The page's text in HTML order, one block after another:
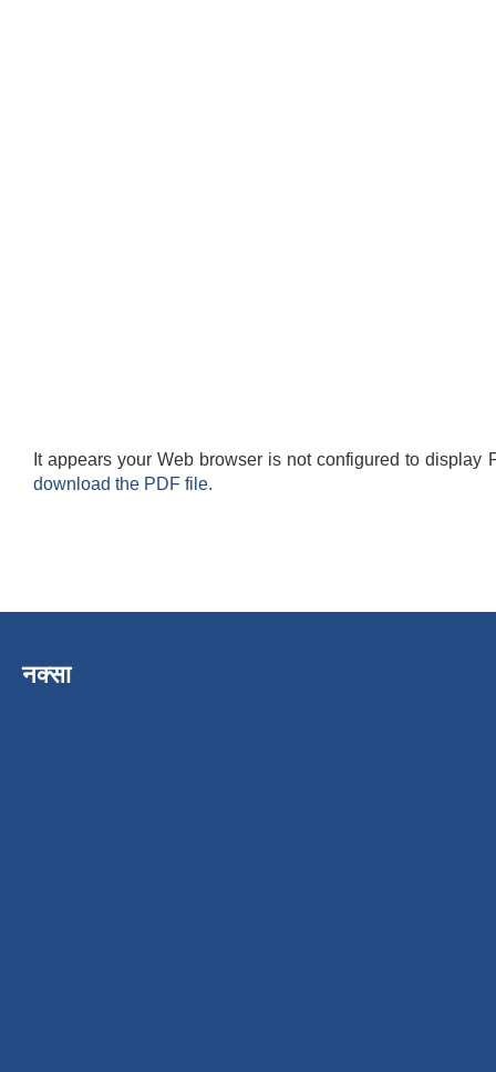
It appears your Web browser is not configured to display
download the PDF file.
नक्सा